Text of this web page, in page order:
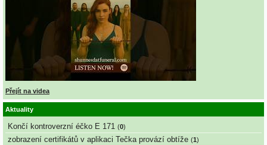
Přejít na videa
Aktuality
Končí kontroverzní éčko E 171 (0)
zobrazení certifikátů v aplikaci Tečka provází obtíže (1)